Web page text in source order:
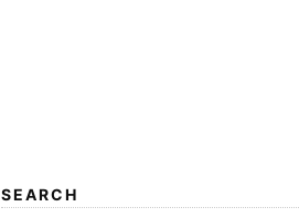
SEARCH